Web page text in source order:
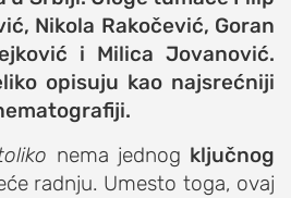
Nikola Rakočević, Goran
i Milica Jovanović.
opisuju kao najsrećniji
nema jednog ključnog
radnju. Umesto toga, ovaj